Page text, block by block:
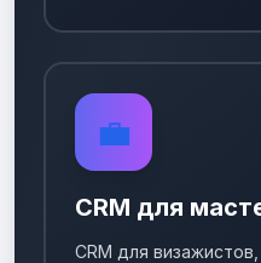
💼
CRM для
CRM для